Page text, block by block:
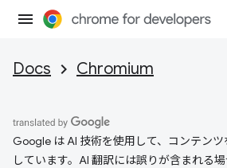
Docs Chromium
Google は AI 技術を使用して、コンテン
しています。AI 翻訳には誤りが含まれる場